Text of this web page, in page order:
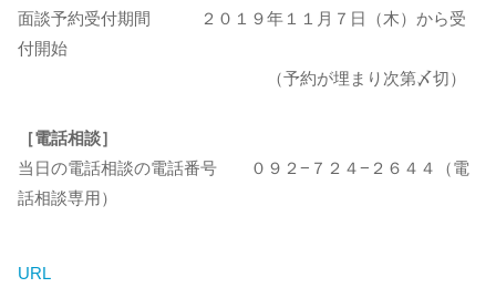
面談予約受付期間 ２０１９年１１月７日（木）から受
付開始
（予約が埋まり次第〆切）
［電話相談］
当日の電話相談の電話番号 ０９２−７２４−２６４４（電
話相談専用）
URL